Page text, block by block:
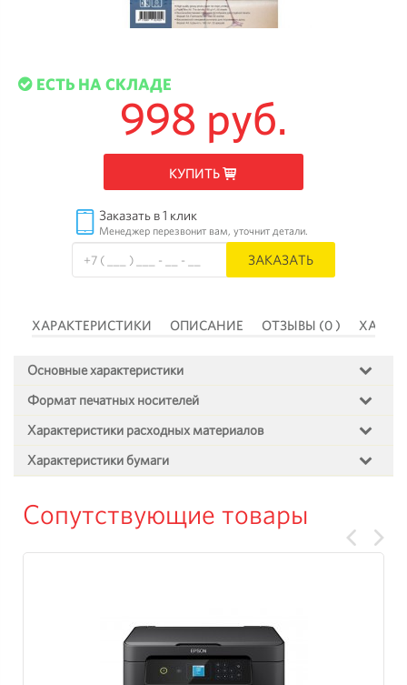
ЕСТЬ НА СКЛАДЕ
998 руб.
КУПИТЬ
Заказать в 1 клик
Менеджер перезвонит вам, уточнит детали.
ЗАКАЗАТЬ
ХАРАКТЕРИСТИКИ ОПИСАНИЕ ОТЗЫВЫ (0 )
Основные характеристики
Формат печатных носителей
Характеристики расходных материалов
Характеристики бумаги
Сопутствующие товары